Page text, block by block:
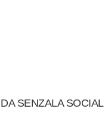
SENZALA SOCIAL